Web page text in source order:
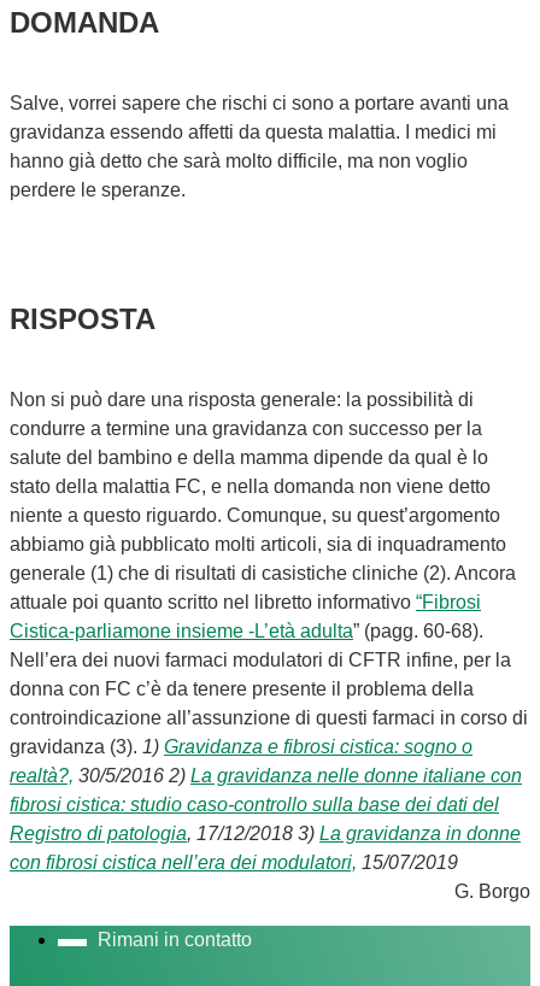
DOMANDA
Salve, vorrei sapere che rischi ci sono a portare avanti una
gravidanza essendo affetti da questa malattia. I medici mi
hanno già detto che sarà molto difficile, ma non voglio
perdere le speranze.
RISPOSTA
Non si può dare una risposta generale: la possibilità di
condurre a termine una gravidanza con successo per la
salute del bambino e della mamma dipende da qual è lo
stato della malattia FC, e nella domanda non viene detto
niente a questo riguardo. Comunque, su quest’argomento
abbiamo già pubblicato molti articoli, sia di inquadramento
generale (1) che di risultati di casistiche cliniche (2). Ancora
attuale poi quanto scritto nel libretto informativo “Fibrosi
Cistica-parliamone insieme -L’età adulta” (pagg. 60-68).
Nell’era dei nuovi farmaci modulatori di CFTR infine, per la
donna con FC c’è da tenere presente il problema della
controindicazione all’assunzione di questi farmaci in corso di
gravidanza (3). 1) Gravidanza e fibrosi cistica: sogno o
realtà?, 30/5/2016 2) La gravidanza nelle donne italiane con
fibrosi cistica: studio caso-controllo sulla base dei dati del
Registro di patologia, 17/12/2018 3) La gravidanza in donne
con fibrosi cistica nell’era dei modulatori, 15/07/2019
G. Borgo
Rimani in contatto